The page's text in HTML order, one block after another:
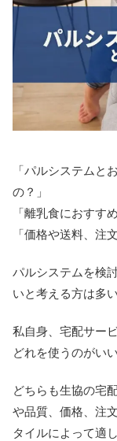
「パルシステムと
の？」
「離乳食におすす
「価格や送料、注
パルシステムを検
いと考える方は多
私自身、宅配サー
どれを使うのがい
どちらも生協の宅
や品質、価格、注
タイルによって適